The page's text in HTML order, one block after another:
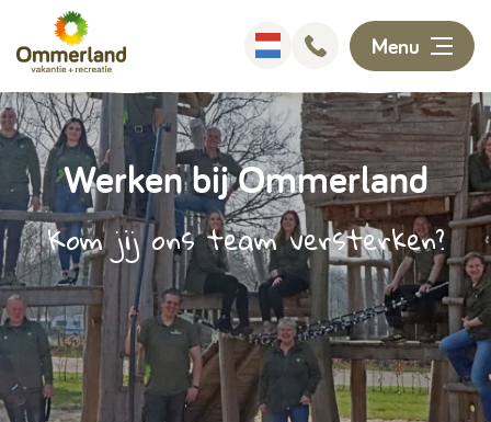
Menu
Overnachten
Faciliteiten
Animatie
Omgeving
Ontdekken
Werken bij Ommerland
Kom jij ons team versterken?